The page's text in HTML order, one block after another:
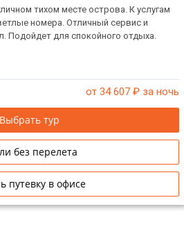
тихом месте острова. К услугам
номера. Отличный сервис и
Подойдет для спокойного отдыха.
от 34 607 ₽ за ночь
Выбрать тур
без перелета
путевку в офисе